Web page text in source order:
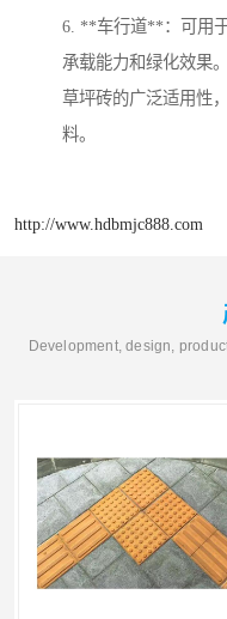
6. **车行道**：可用
承载能力和绿化效果。
草坪砖的广泛适用性
料。
http://www.hdbmjc888.com
Development, design,